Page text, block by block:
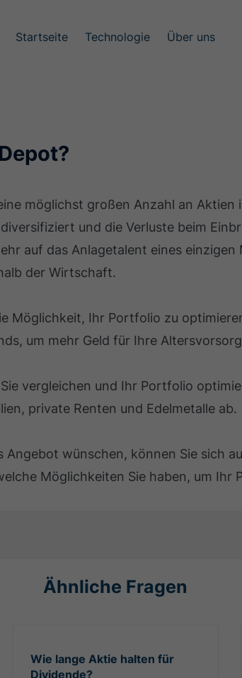
Startseite Technologie Über uns
möglichst großen Anzahl an Aktien
und die Verluste beim
auf das Anlagetalent eines einzigen
der Wirtschaft.
Möglichkeit, Ihr Portfolio zu
um mehr Geld für Ihre
vergleichen und Ihr Portfolio
private Renten und Edelmetalle ab.
Angebot wünschen, können Sie sich
Möglichkeiten Sie haben, um
Ähnliche Fragen
Wie lange Aktie halten für
Dividende?